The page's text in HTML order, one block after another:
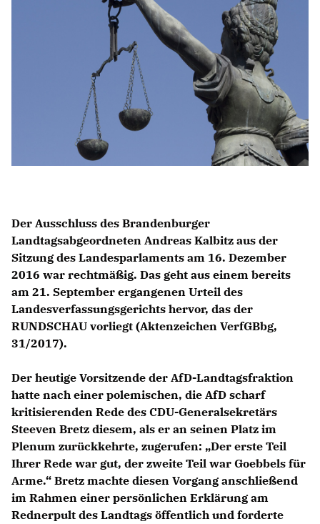
CDU Deutschland
CDU Fraktion im Brandenburger Landtag
CDU Brandenburg
CDU Potsdam
Der Ausschluss des Brandenburger
Landtagsabgeordneten Andreas Kalbitz aus der
Sitzung des Landesparlaments am 16. Dezember
2016 war rechtmäßig. Das geht aus einem bereits
am 21. September ergangenen Urteil des
Landesverfassungsgerichts hervor, das der
RUNDSCHAU vorliegt (Aktenzeichen VerfGBbg,
31/2017).
Der heutige Vorsitzende der AfD-Landtagsfraktion
hatte nach einer polemischen, die AfD scharf
kritisierenden Rede des CDU-Generalsekretärs
Steeven Bretz diesem, als er an seinen Platz im
Plenum zurückkehrte, zugerufen: „Der erste Teil
Ihrer Rede war gut, der zweite Teil war Goebbels für
Arme.“ Bretz machte diesen Vorgang anschließend
im Rahmen einer persönlichen Erklärung am
Rednerpult des Landtags öffentlich und forderte